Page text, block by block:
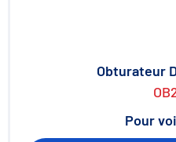
Obturateur
Pour